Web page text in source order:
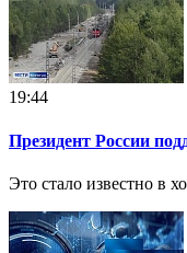
19:44
Президент России
Это стало известно в